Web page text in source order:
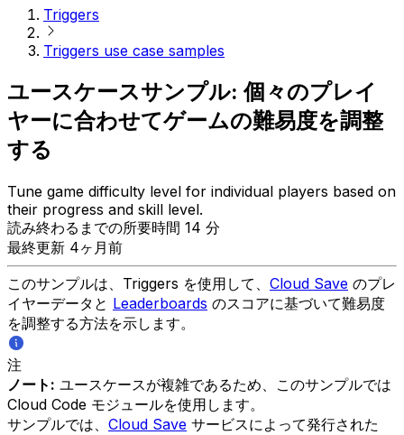
Triggers
Triggers use case samples
ユースケースサンプル: 個々のプレイ
ヤーに合わせてゲームの難易度を調整
する
Tune game difficulty level for individual players based on
their progress and skill level.
読み終わるまでの所要時間 14 分
最終更新 4ヶ月前
このサンプルは、Triggers を使用して、 Cloud Save のプレ
イヤーデータと Leaderboards のスコアに基づいて難易度
を調整する方法を示します。
注
ノート: ユースケースが複雑であるため、このサンプルでは
Cloud Code モジュールを使用します。
サンプルでは、 Cloud Save サービスによって発行された